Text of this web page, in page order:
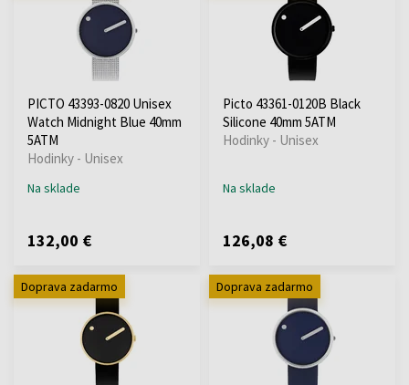
PICTO 43393-0820 Unisex
Watch Midnight Blue 40mm
5ATM
Hodinky - Unisex
Na sklade
132,00 €
Picto 43361-0120B Black
Silicone 40mm 5ATM
Hodinky - Unisex
Na sklade
126,08 €
Doprava zadarmo Doprava zadarmo